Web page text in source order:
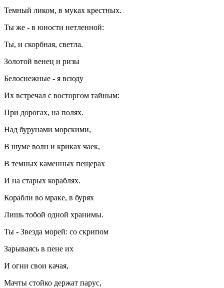
Темный ликом, в муках крестных.
Ты же - в юности нетленной:
Ты, и скорбная, светла.
Золотой венец и ризы
Белоснежные - я всюду
Их встречал с восторгом тайным:
При дорогах, на полях.
Над бурунами морскими,
В шуме волн и криках чаек,
В темных каменных пещерах
И на старых кораблях.
Корабли во мраке, в бурях
Лишь тобой одной хранимы.
Ты - Звезда морей: со скрипом
Зарываясь в пене их
И огни свои качая,
Мачты стойко держат парус,